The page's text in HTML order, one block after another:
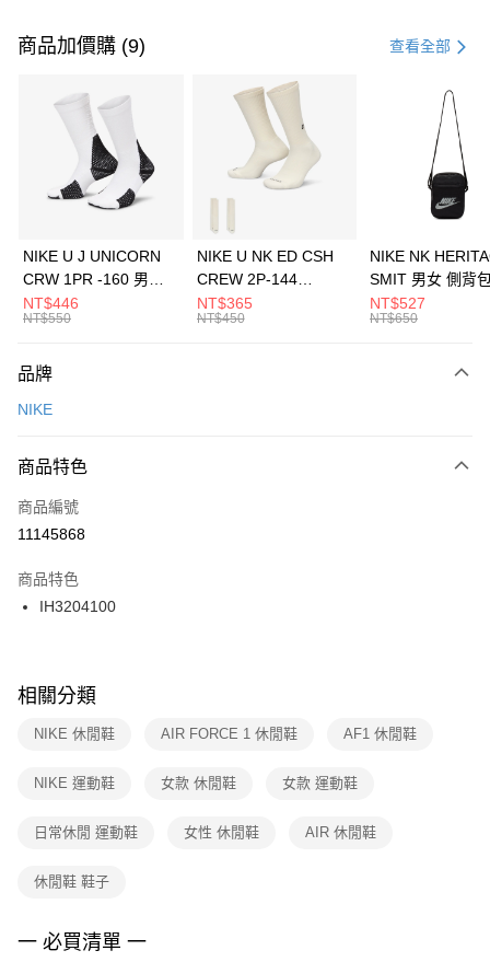
信用卡一次付款
3 期 0 利率 每期 21家銀行
合作金庫商業銀行
第一商業銀行
華南商業銀行
彰化商業銀行
上海商業儲蓄銀行
元大商業銀行
台灣樂天信用卡公司
Apple Pay
全盈+PAY
AFTEE先享後付
【關於「AFTEE先享後付」】
便利好安心！
３．安心：先確認商品／服務後，再付款。
【「AFTEE先享後付」結帳流程】
１．於結帳方式選擇「AFTEE先享後付」後，將跳轉至「AFTEE先享後付」
２．訂單成立數日內，您將收到繳費通知簡訊。
３．收到繳費通知簡訊後14天內，點擊此簡訊中的連結，可透過四大超商／
ATM／網路銀行／等多元方式進行付款，方視為交易完成。
※ 交易是否成功請以「AFTEE先享後付 」之結帳頁面顯示為準，若有關於
是否繳費成功／繳費後需取消欲退款等相關疑問，請聯繫「AFTEE先享後付
客戶支援中心」
https://netprotections.freshdesk.com/support/home
１．透過由恩沛科技股份有限公司提供之「AFTEE先享後付」服務完成之交
權轉讓予恩沛科技股份有限公司。
３．未成年的使用者請事先徵得法定代理人或監護人之同意方可使用
４．使用「AFTEE先享後付」時，將依據個別帳號之用戶狀況，依本公司即
運送方式
每筆NT$100，滿NT$1,500(含以上)免運費
宅配
每筆NT$100，滿NT$1,500(含以上)免運費
付款後門市自取
每筆NT$100，滿NT$1,500(含以上)免運費
商品加價購 (9) 查看全部
NIKE U J UNICORN
CRW 1PR -160 男女
中統襪 FZ3393100
NT$446
NT$550
NIKE U NK ED CSH
CREW 2P-144
EMBRDY 男女 短統襪
FZ3073133
NT$365
NT$450
NIKE NK
SMIT 男女 側背
BA5871010
NT$527
NT$650
品牌
NIKE
商品特色
商品編號
11145868
商品特色
IH3204100
相關分類
NIKE 休閒鞋 AIR FORCE 1 休閒鞋 AF1 休閒鞋
NIKE 運動鞋 女款 休閒鞋 女款 運動鞋
日常休閒 運動鞋 女性 休閒鞋 AIR 休閒鞋
休閒鞋 鞋子
一 必買清單 一